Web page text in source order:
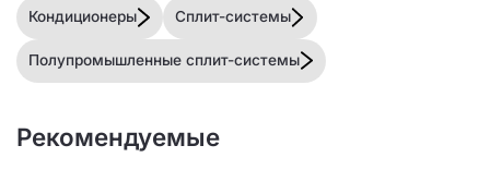
Кондиционеры Сплит-системы
Полупромышленные сплит-системы
Рекомендуемые